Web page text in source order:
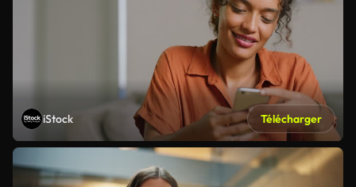
iStock Télécharger